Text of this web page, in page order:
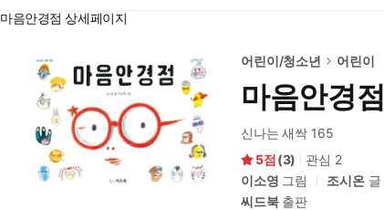
동
마음안경점 상세페이지
어린이/청소년 어린이
마음안경점
신나는 새싹 165
5
(3) 관심 2
이소영 그림 조시온글
씨드북출판